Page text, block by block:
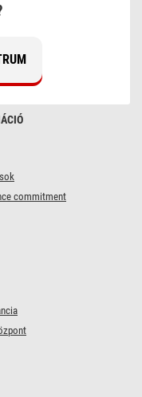
commitment